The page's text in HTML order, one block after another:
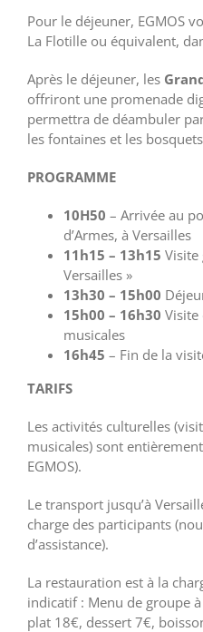
Pour le déjeuner, EGMOS
La Flotille ou équivalent,
Après le déjeuner, les
offriront une promenade
permettra de déambuler
les fontaines et les
PROGRAMME
10H50 – Arrivée au
d’Armes, à Versailles
11h15 – 13h15 Visite
Versailles »
13h30 – 15h00
15h00 – 16h30 Visite
musicales
16h45 – Fin de la
TARIFS
Les activités culturelles
musicales) sont
EGMOS).
Le transport jusqu’à
charge des participants
d’assistance).
La restauration est à la
indicatif : Menu de groupe
plat 18€, dessert 7€,